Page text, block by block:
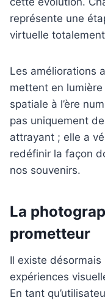
représente une
virtuelle
Les améliorations
mettent en lumière
spatiale à l’ère
pas uniquement
attrayant ; elle a
redéfinir la façon
nos souvenirs.
La
prometteur
Il existe
expériences
En tant